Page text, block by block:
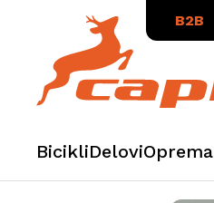
B2B
BicikliDeloviOprema